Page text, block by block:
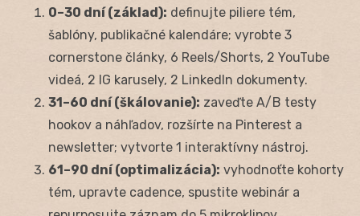
0–30 dní (základ): definujte piliere tém,
šablóny, publikačné kalendáre; vyrobte 3
cornerstone články, 6 Reels/Shorts, 2 YouTube
videá, 2 IG karusely, 2 LinkedIn dokumenty.
31–60 dní (škálovanie): zaveďte A/B testy
hookov a náhľadov, rozšírte na Pinterest a
newsletter; vytvorte 1 interaktívny nástroj.
61–90 dní (optimalizácia): vyhodnoťte kohorty
tém, upravte cadence, spustite webinár a